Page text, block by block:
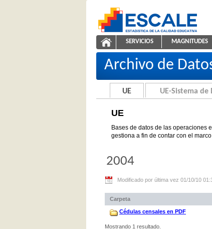
ESCALE - Unidad de
UE
NAVEGACIÓN
SERVICIOS MAGNITUDES
Archivo de
UE UE-Sistema
UE
Bases de datos de las operaciones
gestiona a fin de contar con el
2004
Modificado por última vez 01/10/10
Carpeta
Cédulas censales en PDF
Mostrando 1 resultado.